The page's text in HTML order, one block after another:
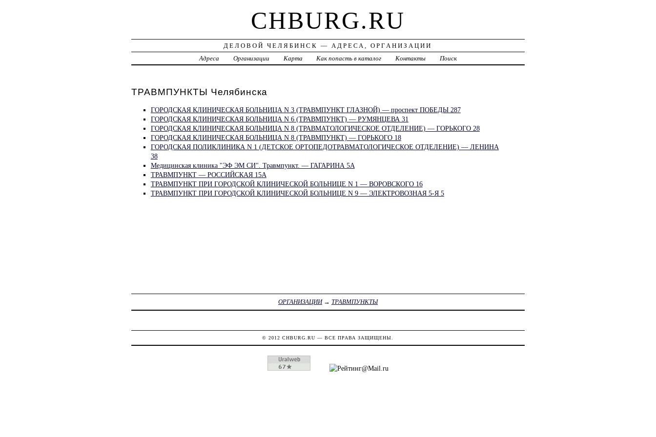
CHBURG.RU
ДЕЛОВОЙ ЧЕЛЯБИНСК — АДРЕСА, ОРГАНИЗАЦИИ
Адреса
Организации Карта Как попасть в каталог Контакты Поиск
ТРАВМПУНКТЫ Челябинска
ГОРОДСКАЯ КЛИНИЧЕСКАЯ БОЛЬНИЦА N 3 (ТРАВМПУНКТ ГЛАЗНОЙ) — проспект ПОБЕДЫ 287
ГОРОДСКАЯ КЛИНИЧЕСКАЯ БОЛЬНИЦА N 6 (ТРАВМПУНКТ) — РУМЯНЦЕВА 31
ГОРОДСКАЯ КЛИНИЧЕСКАЯ БОЛЬНИЦА N 8 (ТРАВМАТОЛОГИЧЕСКОЕ ОТДЕЛЕНИЕ) — ГОРЬКОГО 28
ГОРОДСКАЯ КЛИНИЧЕСКАЯ БОЛЬНИЦА N 8 (ТРАВМПУНКТ) — ГОРЬКОГО 18
ГОРОДСКАЯ ПОЛИКЛИНИКА N 1 (ДЕТСКОЕ ОРТОПЕДОТРАВМАТОЛОГИЧЕСКОЕ ОТДЕЛЕНИЕ) — ЛЕНИНА
38
Медицинская клиника "ЭФ ЭМ СИ". Травмпункт. — ГАГАРИНА 5А
ТРАВМПУНКТ — РОССИЙСКАЯ 15А
ТРАВМПУНКТ ПРИ ГОРОДСКОЙ КЛИНИЧЕСКОЙ БОЛЬНИЦЕ N 1 — ВОРОВСКОГО 16
ТРАВМПУНКТ ПРИ ГОРОДСКОЙ КЛИНИЧЕСКОЙ БОЛЬНИЦЕ N 9 — ЭЛЕКТРОВОЗНАЯ 5-Я 5
ОРГАНИЗАЦИИ→ ТРАВМПУНКТЫ
© 2012CHBURG.RU — ВСЕ ПРАВА ЗАЩИЩЕНЫ.